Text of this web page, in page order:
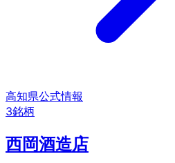
高知県公式情報
3銘柄
西岡酒造店